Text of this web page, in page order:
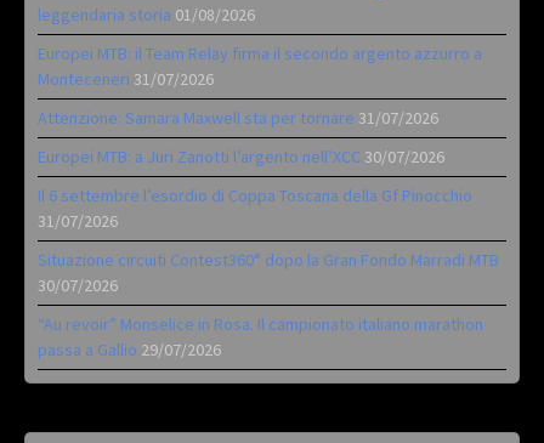
leggendaria storia 01/08/2026
Europei MTB: il Team Relay firma il secondo argento azzurro a
Monteceneri 31/07/2026
Attenzione: Samara Maxwell sta per tornare 31/07/2026
Europei MTB: a Juri Zanotti l’argento nell’XCC 30/07/2026
Il 6 settembre l’esordio di Coppa Toscana della Gf Pinocchio
31/07/2026
Situazione circuiti Contest360° dopo la Gran Fondo Marradi MTB
30/07/2026
“Au revoir” Monselice in Rosa. Il campionato italiano marathon
passa a Gallio 29/07/2026